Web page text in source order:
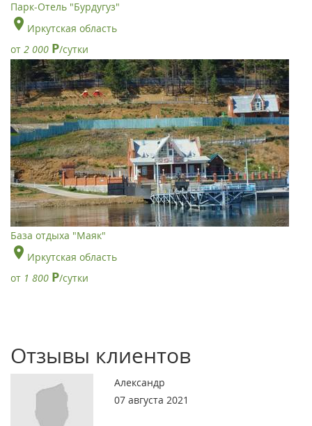
Парк-Отель "Бурдугуз"
Иркутская область
от 2 000 Р/сутки
База отдыха "Маяк"
Иркутская область
от 1 800 Р/сутки
Отзывы клиентов
Александр
07 августа 2021